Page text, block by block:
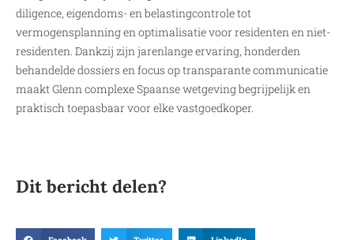
diligence, eigendoms- en belastingcontrole tot
vermogensplanning en optimalisatie voor residenten en niet-
residenten. Dankzij zijn jarenlange ervaring, honderden
behandelde dossiers en focus op transparante communicatie
maakt Glenn complexe Spaanse wetgeving begrijpelijk en
praktisch toepasbaar voor elke vastgoedkoper.
Dit bericht delen?